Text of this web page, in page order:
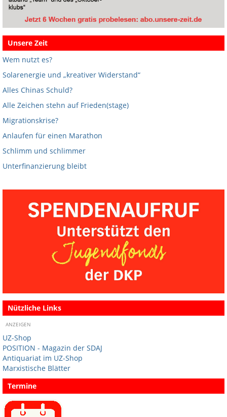
Unsere Zeit
Wem nutzt es?
Solarenergie und „kreativer Widerstand“
Alles Chinas Schuld?
Alle Zeichen stehn auf Frieden(stage)
Migrationskrise?
Anlaufen für einen Marathon
Schlimm und schlimmer
Unterfinanzierung bleibt
Nützliche Links
ANZEIGEN
UZ-Shop
POSITION - Magazin der SDAJ
Antiquariat im UZ-Shop
Marxistische Blätter
Termine